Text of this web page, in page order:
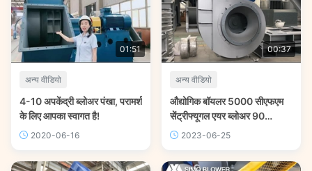
01:51
अन्य वीडियो
4-10 अपकेंद्री ब्लोअर पंखा, परामर्श
के लिए आपका स्वागत है!
2020-06-16
00:37
अन्य वीडियो
औद्योगिक बॉयलर 5000 सीएफएम
सेंट्रीफ्यूगल एयर ब्लोअर 90
किलोवाट
2023-06-25